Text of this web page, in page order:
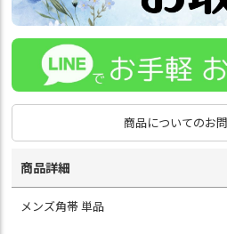
商品についてのお
商品詳細
メンズ角帯 単品